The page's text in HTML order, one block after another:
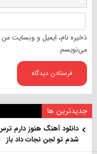
ذخیره نام، ایمیل و وبسایت من
می‌نویسم.
جدیدترین ها
دانلود آهنگ هنو‌ز دارم
شدم تو لجن نجات داد باز